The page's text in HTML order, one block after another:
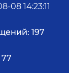
08 14:23:11
197
77